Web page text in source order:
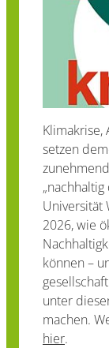
setzen
Universität
2026, wie
können –
unter
machen.
hier.